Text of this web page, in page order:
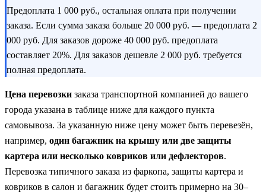
Предоплата 1 000 руб., остальная оплата при получении
заказа. Если сумма заказа больше 20 000 руб. — предоплата 2
000 руб. Для заказов дороже 40 000 руб. предоплата
составляет 20%. Для заказов дешевле 2 000 руб. требуется
полная предоплата.
Цена перевозки заказа транспортной компанией до вашего
города указана в таблице ниже для каждого пункта
самовывоза. За указанную ниже цену может быть перевезён,
например, один багажник на крышу или две защиты
картера или несколько ковриков или дефлекторов.
Перевозка типичного заказа из фаркопа, защиты картера и
ковриков в салон и багажник будет стоить примерно на 30–